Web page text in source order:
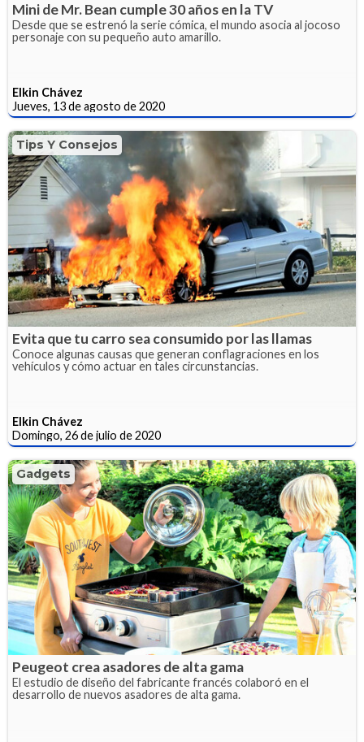
Mini de Mr. Bean cumple 30 años en la TV
Desde que se estrenó la serie cómica, el mundo asocia al jocoso
personaje con su pequeño auto amarillo.
Elkin Chávez
Jueves, 13 de agosto de 2020
Tips Y Consejos
Evita que tu carro sea consumido por las llamas
Conoce algunas causas que generan conflagraciones en los
vehículos y cómo actuar en tales circunstancias.
Elkin Chávez
Domingo, 26 de julio de 2020
Gadgets
Peugeot crea asadores de alta gama
El estudio de diseño del fabricante francés colaboró en el
desarrollo de nuevos asadores de alta gama.